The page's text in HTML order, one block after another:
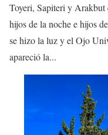
Toyeri, Sapiteri y
hijos de la noche e hijos
se hizo la luz y el Ojo
apareció la...